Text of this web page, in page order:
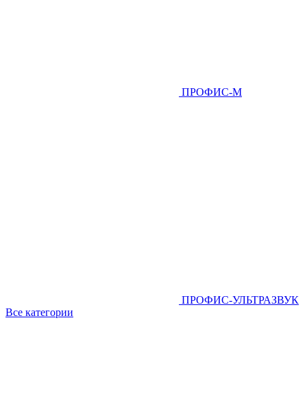
ПРОФИС-М
ПРОФИС-УЛЬТРАЗВУК
Все категории